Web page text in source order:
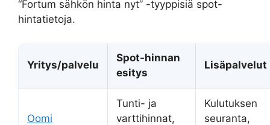
“Fortum sähkön hinta nyt” -tyyppisiä spot-
hintatietoja.
Yritys/palvelu
Spot-hinnan
esitys
Lisäpalvelut
Oomi
Tunti- ja
varttihinnat,
Kulutuksen
seuranta,